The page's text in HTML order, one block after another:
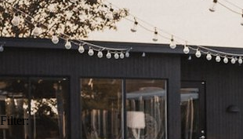
Filter: